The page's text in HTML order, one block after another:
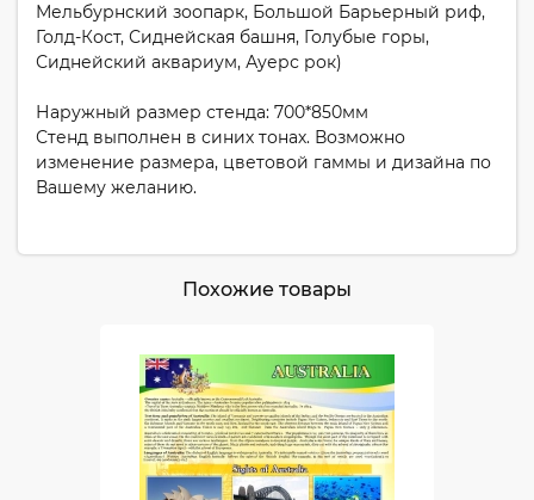
Мельбурнский зоопарк, Большой Барьерный риф,
Голд-Кост, Сиднейская башня, Голубые горы,
Сиднейский аквариум, Ауерс рок)
Наружный размер стенда: 700*850мм
Стенд выполнен в синих тонах. Возможно
изменение размера, цветовой гаммы и дизайна по
Вашему желанию.
Похожие товары